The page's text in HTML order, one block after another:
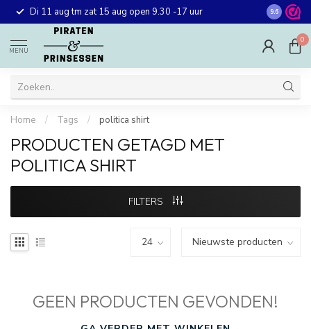
Di 11 aug tm zat 15 aug open 9.30 -17 uur Gratis
winkel in
9.6
MENU
0
Home / Tags / politica shirt
PRODUCTEN GETAGD MET
POLITICA SHIRT
FILTERS
GEEN PRODUCTEN GEVONDEN!